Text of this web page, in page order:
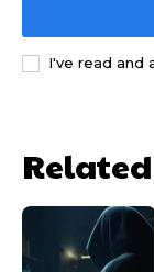
साइबर धोखाधड़ी
HIGHLIGHT
I've read and